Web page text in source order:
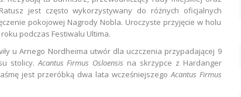
jest często wykorzystywany do różnych oficjalnych
pokojowej Nagrody Nobla. Uroczyste przyjęcie w holu
podczas Festiwalu Ultima.
u Arnego Nordheima utwór dla uczczenia przypadającej 9
stolicy.Acantus Firmus Osloensis na skrzypce z Hardanger
jest przeróbką dwa lata wcześniejszegoAcantus Firmus